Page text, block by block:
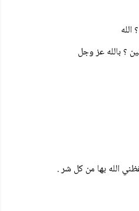
الله بها من كل شر .